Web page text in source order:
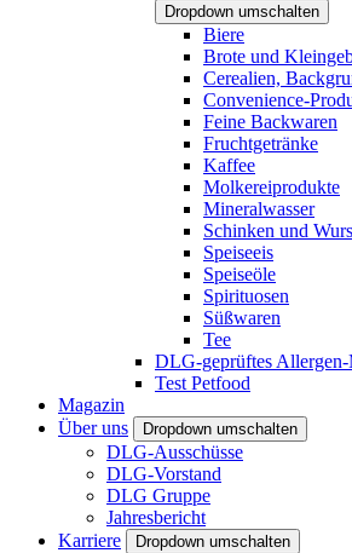
Dropdown umschalten
Biere
Brote und
Cerealien,
Convenience-
Feine Backwaren
Fruchtgetränke
Kaffee
Molkereiprodukte
Mineralwasser
Schinken und
Speiseeis
Speiseöle
Spirituosen
Süßwaren
Tee
DLG-geprüftes Allergen-
Test Petfood
Magazin
Über uns
Dropdown umschalten
DLG-Ausschüsse
DLG-Vorstand
DLG Gruppe
Jahresbericht
Karriere
Dropdown umschalten